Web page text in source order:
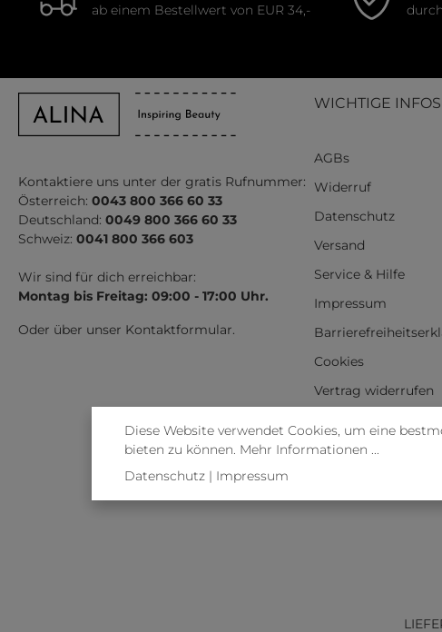
ab einem Bestellwert von EUR 34,-
Kontaktiere uns unter der gratis Rufnummer:
Österreich: 0043 800 366 60 33
Deutschland: 0049 800 366 60 33
Schweiz: 0041 800 366 603
Wir sind für dich erreichbar:
Montag bis Freitag: 09:00 - 17:00 Uhr.
Oder über unser Kontaktformular.
WICHTIGE INFOS
AGBs
Widerruf
Datenschutz
Versand
Service & Hilfe
Impressum
Cookies
Vertrag widerrufen
Diese Website verwendet Cookies, um eine
bieten zu können. Mehr Informationen ...
Datenschutz| Impressum